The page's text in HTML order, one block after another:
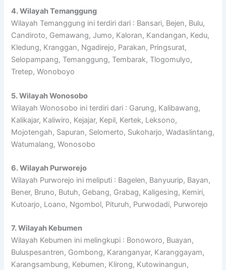
4. Wilayah Temanggung
Wilayah Temanggung ini terdiri dari : Bansari, Bejen, Bulu,
Candiroto, Gemawang, Jumo, Kaloran, Kandangan, Kedu,
Kledung, Kranggan, Ngadirejo, Parakan, Pringsurat,
Selopampang, Temanggung, Tembarak, Tlogomulyo,
Tretep, Wonoboyo
5. Wilayah Wonosobo
Wilayah Wonosobo ini terdiri dari : Garung, Kalibawang,
Kalikajar, Kaliwiro, Kejajar, Kepil, Kertek, Leksono,
Mojotengah, Sapuran, Selomerto, Sukoharjo, Wadaslintang,
Watumalang, Wonosobo
6. Wilayah Purworejo
Wilayah Purworejo ini meliputi : Bagelen, Banyuurip, Bayan,
Bener, Bruno, Butuh, Gebang, Grabag, Kaligesing, Kemiri,
Kutoarjo, Loano, Ngombol, Pituruh, Purwodadi, Purworejo
7. Wilayah Kebumen
Wilayah Kebumen ini melingkupi : Bonoworo, Buayan,
Buluspesantren, Gombong, Karanganyar, Karanggayam,
Karangsambung, Kebumen, Klirong, Kutowinangun,